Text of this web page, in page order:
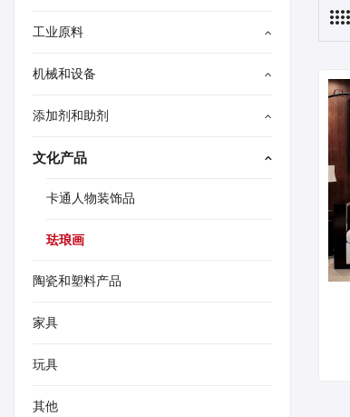
工业原料
机械和设备
添加剂和助剂
文化产品
卡通人物装饰品
珐琅画
陶瓷和塑料产品
家具
玩具
其他